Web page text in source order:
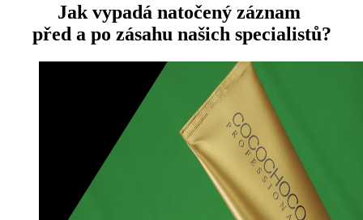
Jak vypadá natočený záznam
před a po zásahu našich specialistů?